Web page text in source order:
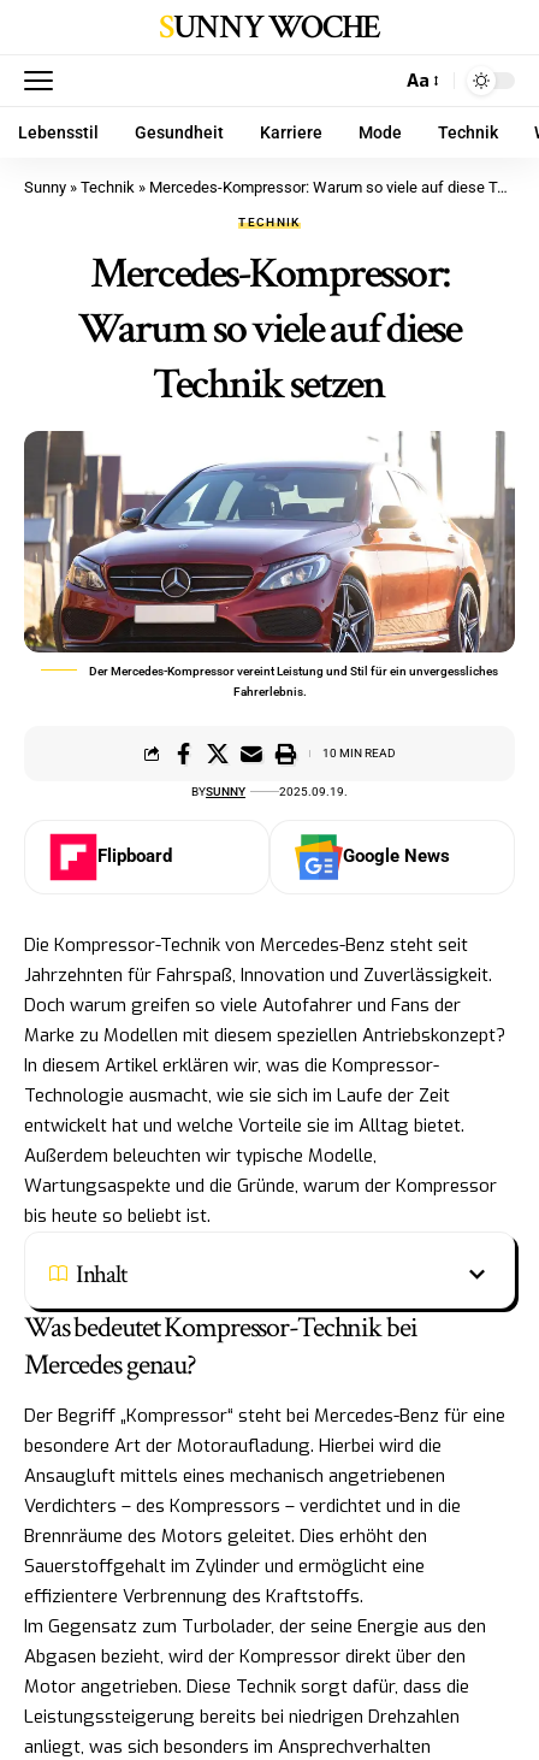
SUNNY WOCHE
Aa
Lebensstil Gesundheit Karriere Mode Technik
Sunny » Technik » Mercedes-Kompressor: Warum so viele auf diese Technik setzen
TECHNIK
Mercedes-Kompressor:
Warum so viele auf diese
Technik setzen
Der Mercedes-Kompressor vereint Leistung und Stil für ein unvergessliches
Fahrerlebnis.
BYSUNNY 2025.09.19.
10 MIN READ
Flipboard Google News
Die Kompressor-Technik von Mercedes-Benz steht seit
Jahrzehnten für Fahrspaß, Innovation und Zuverlässigkeit.
Doch warum greifen so viele Autofahrer und Fans der
Marke zu Modellen mit diesem speziellen Antriebskonzept?
In diesem Artikel erklären wir, was die Kompressor-
Technologie ausmacht, wie sie sich im Laufe der Zeit
entwickelt hat und welche Vorteile sie im Alltag bietet.
Außerdem beleuchten wir typische Modelle,
Wartungsaspekte und die Gründe, warum der Kompressor
bis heute so beliebt ist.
Inhalt
Was bedeutet Kompressor-Technik bei
Mercedes genau?
Der Begriff „Kompressor“ steht bei Mercedes-Benz für eine
besondere Art der Motoraufladung. Hierbei wird die
Ansaugluft mittels eines mechanisch angetriebenen
Verdichters – des Kompressors – verdichtet und in die
Brennräume des Motors geleitet. Dies erhöht den
Sauerstoffgehalt im Zylinder und ermöglicht eine
effizientere Verbrennung des Kraftstoffs.
Im Gegensatz zum Turbolader, der seine Energie aus den
Abgasen bezieht, wird der Kompressor direkt über den
Motor angetrieben. Diese Technik sorgt dafür, dass die
Leistungssteigerung bereits bei niedrigen Drehzahlen
anliegt, was sich besonders im Ansprechverhalten